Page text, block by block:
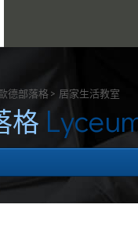
德部落格 居家生活教室
格